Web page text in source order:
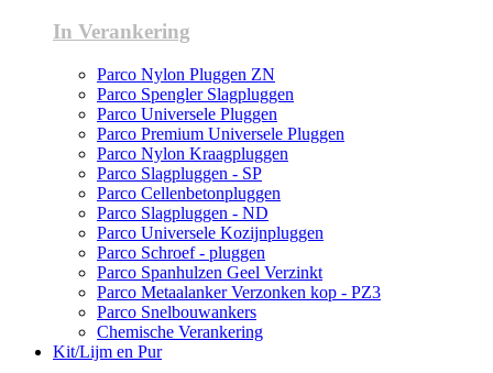
In Verankering
Parco Nylon Pluggen ZN
Parco Spengler Slagpluggen
Parco Universele Pluggen
Parco Premium Universele Pluggen
Parco Nylon Kraagpluggen
Parco Slagpluggen - SP
Parco Cellenbetonpluggen
Parco Slagpluggen - ND
Parco Universele Kozijnpluggen
Parco Schroef - pluggen
Parco Spanhulzen Geel Verzinkt
Parco Metaalanker Verzonken kop - PZ3
Parco Snelbouwankers
Chemische Verankering
Kit/Lijm en Pur